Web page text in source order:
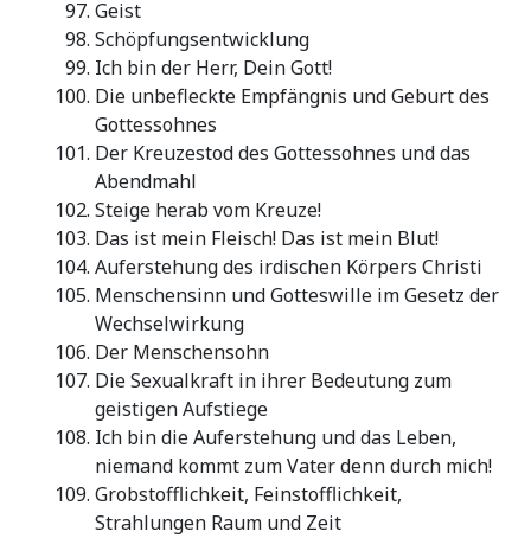
Geist
Schöpfungsentwicklung
Ich bin der Herr, Dein Gott!
Die unbefleckte Empfängnis und Geburt des
Gottessohnes
Der Kreuzestod des Gottessohnes und das
Abendmahl
Steige herab vom Kreuze!
Das ist mein Fleisch! Das ist mein Blut!
Auferstehung des irdischen Körpers Christi
Menschensinn und Gotteswille im Gesetz der
Wechselwirkung
Der Menschensohn
Die Sexualkraft in ihrer Bedeutung zum
geistigen Aufstiege
Ich bin die Auferstehung und das Leben,
niemand kommt zum Vater denn durch mich!
Grobstofflichkeit, Feinstofflichkeit,
Strahlungen Raum und Zeit